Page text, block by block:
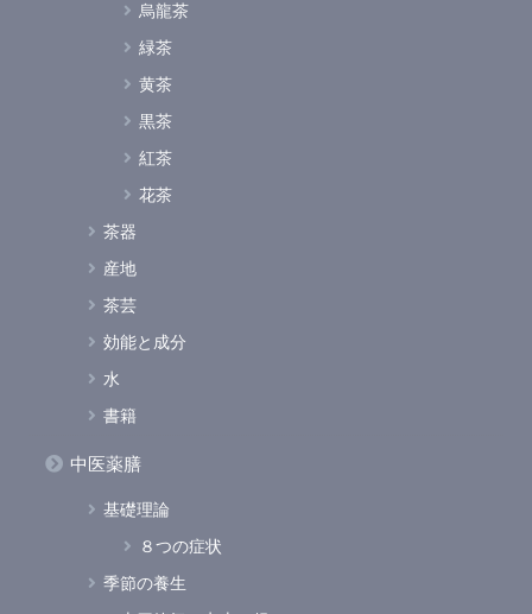
烏龍茶
緑茶
黄茶
黒茶
紅茶
花茶
茶器
産地
茶芸
効能と成分
水
書籍
中医薬膳
基礎理論
８つの症状
季節の養生